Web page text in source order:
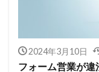
2024年3月10日
フォーム営業が